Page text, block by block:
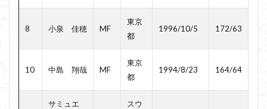
8 小泉 佳穂 MF
東京
都
1996/10/5 172/63
10 中島 翔哉 MF
東京
都
1994/8/23 164/64
サミュエ
スウ